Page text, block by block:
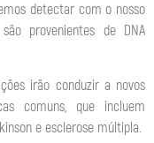
detectar com o nosso
provenientes de DNA
irão conduzir a novos
comuns, que incluem
e esclerose múltipla.